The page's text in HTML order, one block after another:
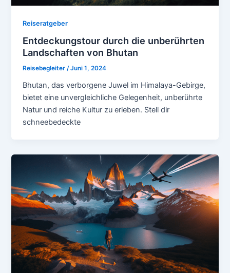
Reiseratgeber
Entdeckungstour durch die unberührten
Landschaften von Bhutan
Reisebegleiter/Juni 1, 2024
Bhutan, das verborgene Juwel im Himalaya-Gebirge,
bietet eine unvergleichliche Gelegenheit, unberührte
Natur und reiche Kultur zu erleben. Stell dir
schneebedeckte